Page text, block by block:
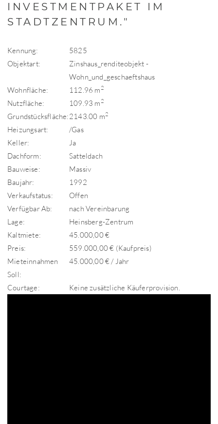
INVESTMENTPAKET IM
STADTZENTRUM."
Kennung:
5825
Objektart:
Zinshaus_renditeobjekt -
Wohn_und_geschaeftshaus
Wohnfläche:
112.96 m2
Nutzfläche: 109.93 m2
Grundstücksfläche:2143.00 m2
Heizungsart:
/Gas
Keller:
Ja
Dachform:
Satteldach
Bauweise:
Massiv
Baujahr:
1992
Verkaufstatus:
Offen
Verfügbar Ab:
nach Vereinbarung
Lage:
Heinsberg-Zentrum
Kaltmiete:
45.000,00 €
Preis:
559.000,00 € (Kaufpreis)
Mieteinnahmen
Soll:
45.000,00 € / Jahr
Courtage: Keine zusätzliche Käuferprovision.